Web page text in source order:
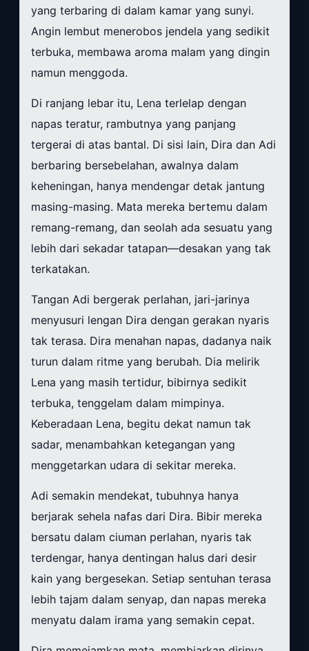
yang terbaring di dalam kamar yang sunyi.
Angin lembut menerobos jendela yang sedikit
terbuka, membawa aroma malam yang dingin
namun menggoda.
Di ranjang lebar itu, Lena terlelap dengan
napas teratur, rambutnya yang panjang
tergerai di atas bantal. Di sisi lain, Dira dan Adi
berbaring bersebelahan, awalnya dalam
keheningan, hanya mendengar detak jantung
masing-masing. Mata mereka bertemu dalam
remang-remang, dan seolah ada sesuatu yang
lebih dari sekadar tatapan—desakan yang tak
terkatakan.
Tangan Adi bergerak perlahan, jari-jarinya
menyusuri lengan Dira dengan gerakan nyaris
tak terasa. Dira menahan napas, dadanya naik
turun dalam ritme yang berubah. Dia melirik
Lena yang masih tertidur, bibirnya sedikit
terbuka, tenggelam dalam mimpinya.
Keberadaan Lena, begitu dekat namun tak
sadar, menambahkan ketegangan yang
menggetarkan udara di sekitar mereka.
Adi semakin mendekat, tubuhnya hanya
berjarak sehela nafas dari Dira. Bibir mereka
bersatu dalam ciuman perlahan, nyaris tak
terdengar, hanya dentingan halus dari desir
kain yang bergesekan. Setiap sentuhan terasa
lebih tajam dalam senyap, dan napas mereka
menyatu dalam irama yang semakin cepat.